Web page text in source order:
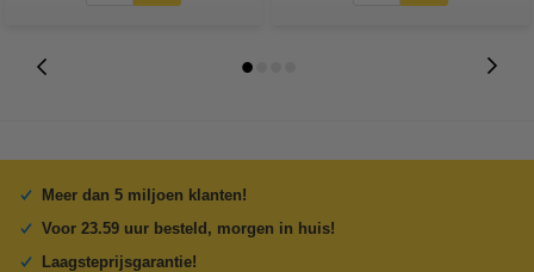
Meer dan 5 miljoen klanten!
Voor 23.59 uur besteld, morgen in huis!
Laagsteprijsgarantie!